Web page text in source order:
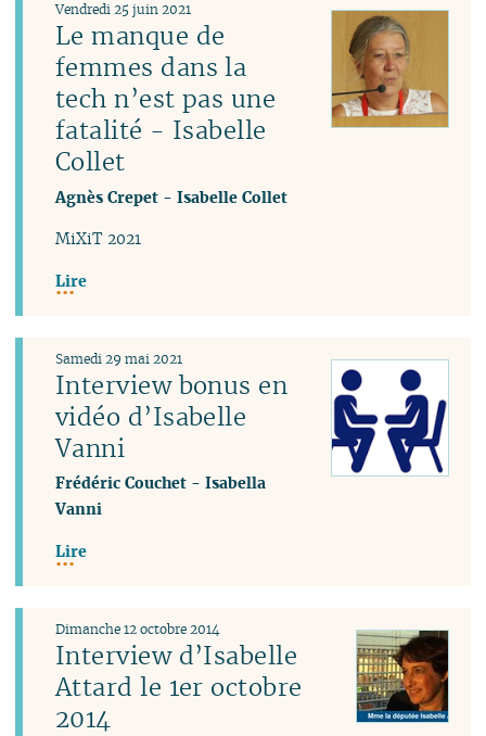
Le manque de
femmes dans la
tech n’est pas une
fatalité - Isabelle
Collet
Vendredi 25 juin 2021
Agnès Crepet -Isabelle Collet
MiXiT 2021
Lire
Interview bonus en
vidéo d’Isabelle
Vanni
Samedi 29 mai 2021
Frédéric Couchet -Isabella
Vanni
Lire
Interview d’Isabelle
Attard le 1er octobre
2014
Dimanche 12 octobre 2014